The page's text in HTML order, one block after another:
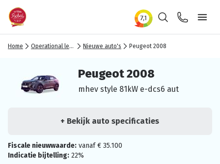
ZoekenContact
Home Operational lease Nieuwe auto's Peugeot 2008
Peugeot 2008
mhev style 81kW e-dcs6 aut
+ Bekijk auto specificaties
Fiscale nieuwwaarde: vanaf € 35.100
Indicatie bijtelling: 22%